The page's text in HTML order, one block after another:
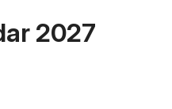
2027